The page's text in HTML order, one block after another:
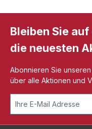
Bleiben Sie
die neuesten
Abonnieren Sie
über alle Aktionen und